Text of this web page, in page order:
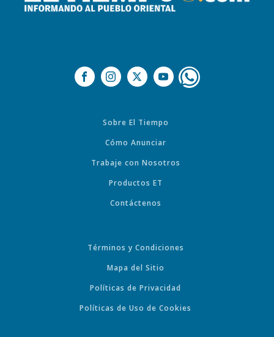
Sobre El Tiempo
Cómo Anunciar
Trabaje con Nosotros
Productos ET
Contáctenos
Términos y Condiciones
Mapa del Sitio
Políticas de Privacidad
Políticas de Uso de Cookies